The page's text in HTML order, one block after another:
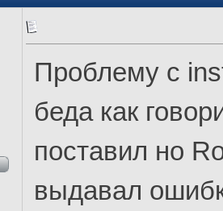
Проблему с
беда как
поставил но
выдавал